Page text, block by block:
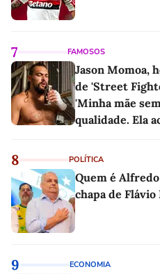
7 FAMOSOS
Jason Momoa,
de 'Street
'Minha mãe
qualidade. Ela
8 POLÍTICA
Quem é
chapa de
9 ECONOMIA